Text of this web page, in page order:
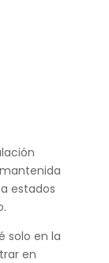
estados
solo en la
en